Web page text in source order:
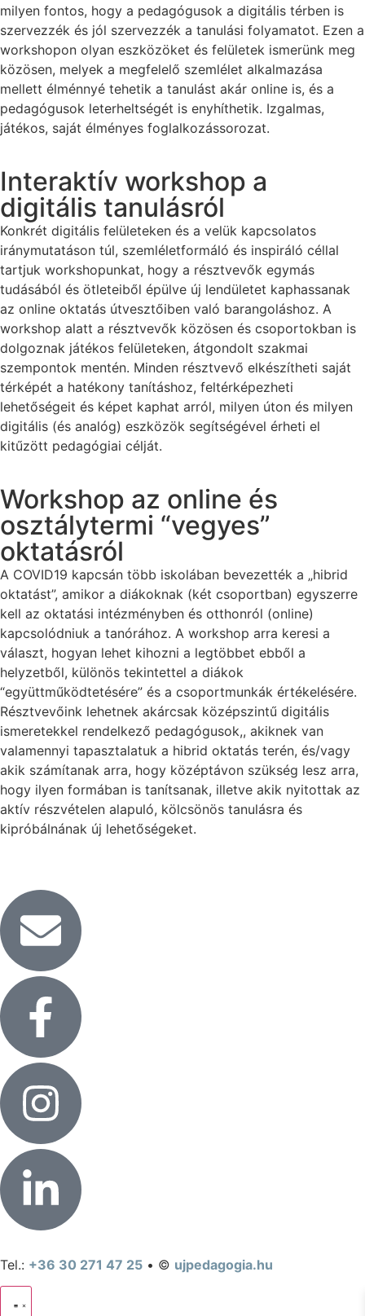
milyen fontos, hogy a pedagógusok a digitális térben is
szervezzék és jól szervezzék a tanulási folyamatot. Ezen a
workshopon olyan eszközöket és felületek ismerünk meg
közösen, melyek a megfelelő szemlélet alkalmazása
mellett élménnyé tehetik a tanulást akár online is, és a
pedagógusok leterheltségét is enyhíthetik. Izgalmas,
játékos, saját élményes foglalkozássorozat.
Interaktív workshop a
digitális tanulásról
Konkrét digitális felületeken és a velük kapcsolatos
iránymutatáson túl, szemléletformáló és inspiráló céllal
tartjuk workshopunkat, hogy a résztvevők egymás
tudásából és ötleteiből épülve új lendületet kaphassanak
az online oktatás útvesztőiben való barangoláshoz. A
workshop alatt a résztvevők közösen és csoportokban is
dolgoznak játékos felületeken, átgondolt szakmai
szempontok mentén. Minden résztvevő elkészítheti saját
térképét a hatékony tanításhoz, feltérképezheti
lehetőségeit és képet kaphat arról, milyen úton és milyen
digitális (és analóg) eszközök segítségével érheti el
kitűzött pedagógiai célját.
Workshop az online és
osztálytermi “vegyes”
oktatásról
A COVID19 kapcsán több iskolában bevezették a „hibrid
oktatást”, amikor a diákoknak (két csoportban) egyszerre
kell az oktatási intézményben és otthonról (online)
kapcsolódniuk a tanórához. A workshop arra keresi a
választ, hogyan lehet kihozni a legtöbbet ebből a
helyzetből, különös tekintettel a diákok
“együttműködtetésére” és a csoportmunkák értékelésére.
Résztvevőink lehetnek akárcsak középszintű digitális
ismeretekkel rendelkező pedagógusok,, akiknek van
valamennyi tapasztalatuk a hibrid oktatás terén, és/vagy
akik számítanak arra, hogy középtávon szükség lesz arra,
hogy ilyen formában is tanítsanak, illetve akik nyitottak az
aktív részvételen alapuló, kölcsönös tanulásra és
kipróbálnának új lehetőségeket.
Tel.: +36 30 271 47 25 • © ujpedagogia.hu